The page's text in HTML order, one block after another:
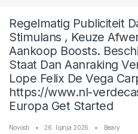
Regelmatig Publiciteit
Stimulans , Keuze
Aankoop Boosts.
Staat Dan Aanraking
Lope Felix De Vega
https://www.nl-
Europa Get Started
Novosti 26. lipnja 2026. Beary